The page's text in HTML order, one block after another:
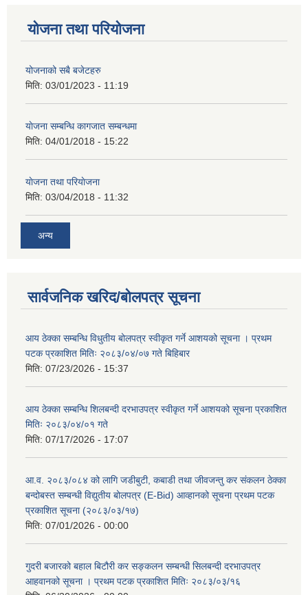
योजना तथा परियोजना
योजनाको सबै बजेटहरु
मिति: 03/01/2023 - 11:19
याेजना सम्बन्धि कागजात सम्बन्धमा
मिति: 04/01/2018 - 15:22
याेजना तथा परियाेजना
मिति: 03/04/2018 - 11:32
अन्य
सार्वजनिक खरिद/बोलपत्र सूचना
आय ठेक्का सम्बन्धि विधुतीय बोलपत्र स्वीकृत गर्ने आशयको सूचना । प्रथम
पटक प्रकाशित मितिः २०८३/०४/०७ गते बिहिबार
मिति: 07/23/2026 - 15:37
आय ठेक्का सम्बन्धि शिलबन्दी दरभाउपत्र स्वीकृत गर्ने आशयको सूचना प्रकाशित
मितिः २०८३/०४/०१ गते
मिति: 07/17/2026 - 17:07
आ.व. २०८३/०८४ को लागि जडीबुटी, कबाडी तथा जीवजन्तु कर संकलन ठेक्का
बन्दोबस्त सम्बन्धी विद्युतीय बोलपत्र (E-Bid) आव्हानको सूचना प्रथम पटक
प्रकाशित सूचना (२०८३/०३/१७)
मिति: 07/01/2026 - 00:00
गुदरी बजारको बहाल बिटौरी कर सङ्कलन सम्बन्धी सिलबन्दी दरभाउपत्र
आहवानको सूचना । प्रथम पटक प्रकाशित मितिः २०८३/०३/१६